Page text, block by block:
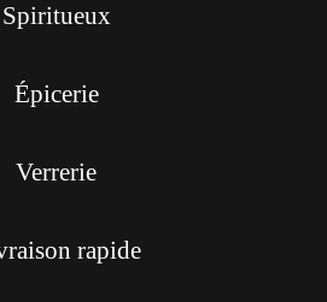
Spiritueux
Épicerie
Verrerie
rapide